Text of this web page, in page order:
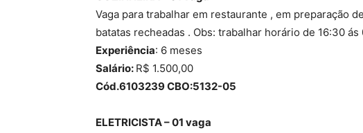
Vaga para trabalhar em restaurante , em preparação
batatas recheadas . Obs: trabalhar horário de 16:30 ás
Experiência: 6 meses
Salário: R$ 1.500,00
Cód.6103239 CBO:5132-05
ELETRICISTA – 01 vaga